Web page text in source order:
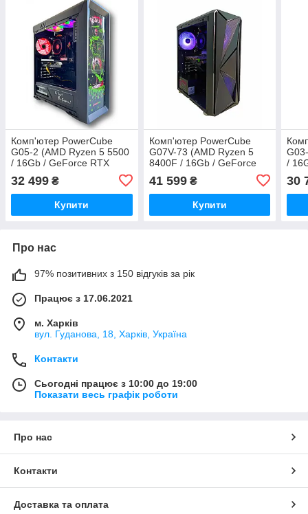
Комп'ютер PowerCube
G05-2 (AMD Ryzen 5 5500
/ 16Gb / GeForce RTX
2060 Super 8Gb / SSD 1Tb
/ 500W / USB 3.2)
32 499 ₴
Купити
Комп'ютер PowerCube
G07V-73 (AMD Ryzen 5
8400F / 16Gb / GeForce
SSD 512Gb / 500W / USB 3
41 599₴
Купити
/
/30
Про нас
97% позитивних з 150 відгуків за рік
Працює з 17.06.2021
м. Харків
вул. Гуданова, 18, Харків, Україна
Контакти
Сьогодні працює з 10:00 до 19:00
Показати весь графік роботи
Про нас
Контакти
Доставка та оплата